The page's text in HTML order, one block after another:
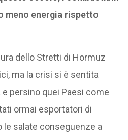
meno energia rispetto
dello Stretti di Hormuz
ma la crisi si è sentita
persino quei Paesi come
ormai esportatori di
salate conseguenze a